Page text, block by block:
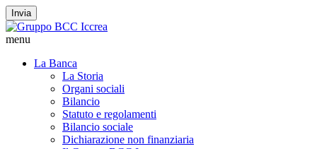
Invia
menu
La Banca
La Storia
Organi sociali
Bilancio
Statuto e regolamenti
Bilancio sociale
Dichiarazione non finanziaria